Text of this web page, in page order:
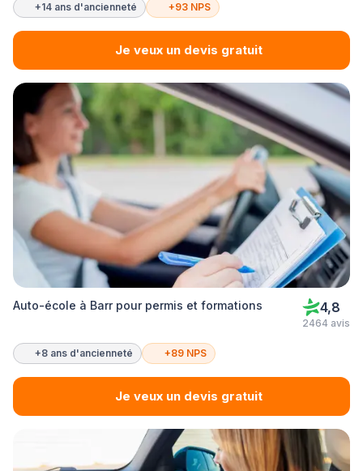
+14 ans d'ancienneté +93 NPS
Je veux un devis gratuit
Auto-école à Barr pour permis et formations 4,8
2464 avis
+8 ans d'ancienneté +89 NPS
Je veux un devis gratuit